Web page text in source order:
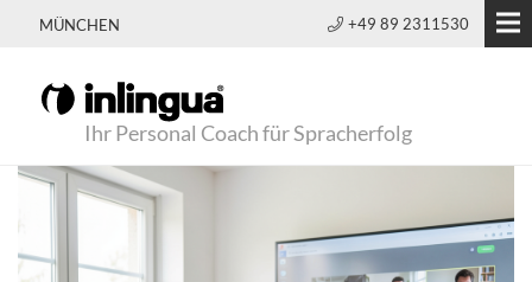
MÜNCHEN +49 89 2311530
Ihr Personal Coach für Spracherfolg